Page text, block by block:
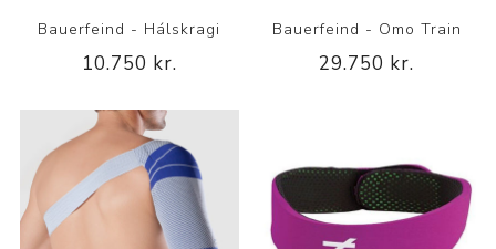
Bauerfeind - Hálskragi
10.750 kr.
Bauerfeind - Omo Train
29.750 kr.